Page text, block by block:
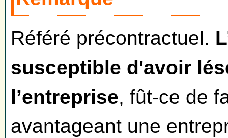
Référé précontractuel.
susceptible d'avoir
l’entreprise, fût-ce de
avantageant une